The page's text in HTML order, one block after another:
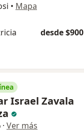
• Mapa
desde $900
Israel Zavala
· Ver más